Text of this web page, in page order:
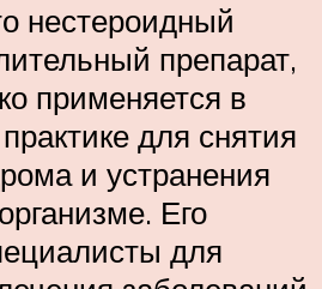
нестероидный
препарат,
применяется в
для снятия
и устранения
Его
для